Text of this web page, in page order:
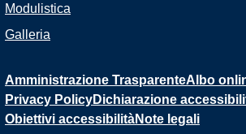
Modulistica
Galleria
Amministrazione TrasparenteAlbo
Privacy PolicyDichiarazione
Obiettivi accessibilitàNote legali